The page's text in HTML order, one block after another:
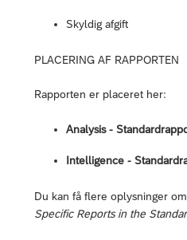
Skyldig afgift
PLACERING AF RAPPORTEN
Rapporten er placeret her:
Analysis -
Intelligence -
Du kan få flere oplysninger
Specific Reports in the